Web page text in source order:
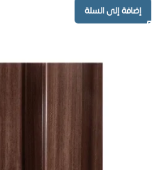
إضافة إلى السلة